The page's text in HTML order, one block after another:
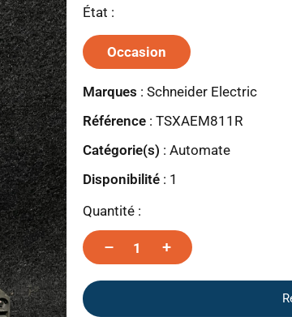
État :
Occasion
Marques : Schneider Electric
Référence : TSXAEM811R
Catégorie(s) : Automate
Disponibilité : 1
Quantité :
– +